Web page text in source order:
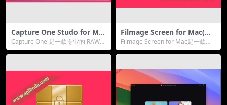
Capture One Studo for Mac
( RAW 转换器)v16.5.8.4中文
直装版
Capture One 是一款专业的 RAW
转换器，可为 500 多种高端相机...
Filmage Screen for Mac(屏
幕录制编辑软件)v1.4.7中文版
Filmage Screen for Mac是一款轻
便，操作简单的屏幕录制和视频...